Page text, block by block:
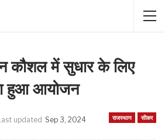
कौशल में सुधार के लिए
हुआ आयोजन
राजस्थान सीकर
updated Sep 3, 2024